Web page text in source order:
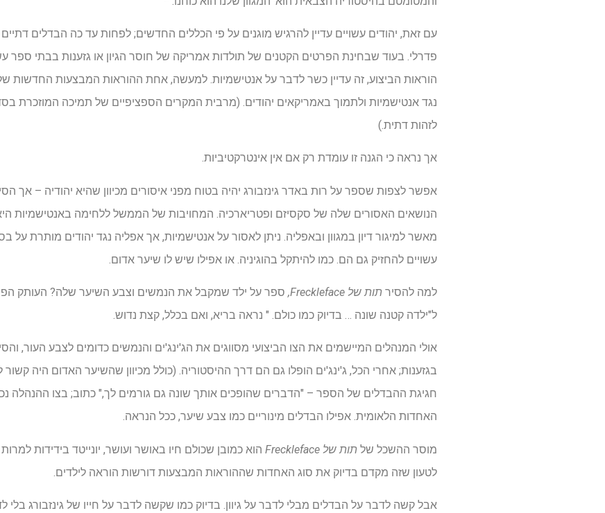
עם זאת, יהודים עשויים עדיין להרגיש מוגנים על פי הכללים החדשים; לפחות עד כה הבדלים
פדרלי. בעוד שבחינת הפרטים הקטנים של תולדות אמריקה של חוסר הגיון או גזענות בבתי ספר
הוראות הביצוע, זה עדיין כשר לדבר על אנטישמיות. למעשה, אחת ההוראות המבצעות החדשות
נגד אנטישמיות ולתמוך באמריקאים יהודים. (מרבית המקרים הספציפיים של תמיכה המוזכרת
לזהות דתית.)
אך נראה כי הגנה זו עומדת רק אם אין אינטרקטיביות.
אפשר לצפות שספר על רות באדר גינזבורג יהיה בטוח מפני איסורים מכיוון שהיא יהודיה – אך
הנושאים האסורים שלה של סקסיזם ופטריארכיה. המחויבות של הממשל ללחימה באנטישמיות
מאשר למיגור דיון במגוון ובאפליה. ניתן לאסור על אנטישמיות, אך אפליה נגד יהודים מותרת על
עשויים להחזיק גם הם. כמו להיתקל בהוגיניה. או אפילו שיש לו שיער אדום.
למה להסיר תות של Freckleface,
ספר על ילד שמקבל את הנמשים וצבע השיער שלה? העותק
ל"ילדה קטנה שונה … בדיוק כמו כולם. " נראה בריא, ואם בכלל, קצת נדוש.
אולי המנהלים המיישמים את הצו הביצועי מסווגים את הג'ינג'ים והנמשים כדומים לצבע העור,
בגזענות; אחרי הכל, ג'ינג'ים הופלו גם הם דרך ההיסטוריה. (כולל מכיוון שהשיער האדום היה
חגיגת ההבדלים של הספר – "הדברים שהופכים אותך שונה גם גורמים לך," כתוב; בצו ההנהלה
האחדות הלאומית. אפילו הבדלים מינוריים כמו צבע שיער, ככל הנראה.
מוסר ההשכל של תות של Freckleface
הוא כמובן שכולם חיו באושר ועושר, יונייטד בידידות
לטעון שזה מקדם בדיוק את סוג האחדות שההוראות המבצעות דורשות הוראה לילדים.
אבל קשה לדבר על הבדלים מבלי לדבר על גיוון. בדיוק כמו שקשה לדבר על חייו של גינזבורג